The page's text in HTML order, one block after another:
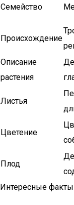
Семейство
Происхождение
Описание
растения
Листья
Цветение
Плод
Интересные факты